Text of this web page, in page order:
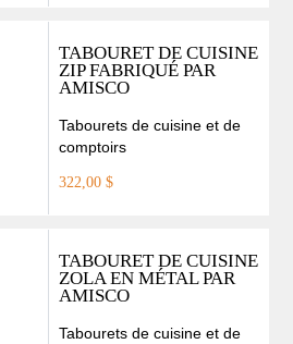
TABOURET DE CUISINE
ZIP FABRIQUÉ PAR
AMISCO
Tabourets de cuisine et de
comptoirs
322,00 $
TABOURET DE CUISINE
ZOLA EN MÉTAL PAR
AMISCO
Tabourets de cuisine et de